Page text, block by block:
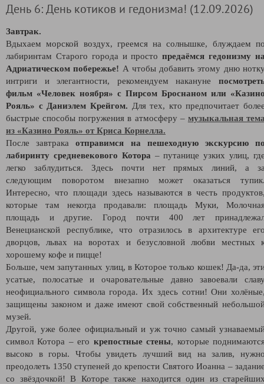
День 6: День котиков и гедонизма! (12.09.2026)
Завтрак.
Вдыхаем морской воздух, греемся на солнышке, блуждаем
лабиринтам Старого города и простопредаёмся гедонизму
Адриатическом побережье! А чтобы добавить этому дню
интриги и элегантности, рекомендуем накануне
фильм «Человек ноября» с Пирсом Броснаном или
Рояль» с Даниэлем Крейгом. Для тех, кто предпочитает
быстрые способы погружения в атмосферу – музыкальная
из «Казино Рояль» от Криса Корнелла.
После завтракаотправимся на пешеходную экскурсию
лабиринту средневекового Котора – путанице узких улиц,
легко заблудиться. Здесь почти нет прямых линий, а
следующим поворотом внезапно может оказаться
Интересно, что площади здесь называются в честь
которые там некогда продавали: площадь Муки,
площадь и другие. Город почти 400 лет
Венецианской республике, что отразилось в архитектуре
дворцов, львах на воротах и безусловной любви местных
хорошему кофе и пицце!
Больше, чем запутанных улиц, в Которое только кошек! Да-да,
усатые, полосатые и очаровательные давно завоевали
неофициального символа города. Их здесь сотни! Они
защищены законом и даже имеют свой собственный
музей.
Другой, уже более официальный и уж точно самый
символ Котора – его крепостные стены, которые
высоко в горы. Чтобы увидеть лучший вид на залив,
преодолеть 1350 ступеней до крепости Святого Иоанна –
со звёздочкой! В Которе также находится один из